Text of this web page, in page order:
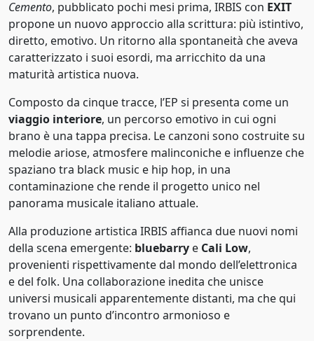
Rock
Rock alternativo
Rock alternativo
Rock elettronico
Rock gotico
Roots rock
Soul
Soul bianco
Soul blues
Synth pop
Synth pop
Techno
1981
1982
1983
1984
1985
1986
1988
1989
1990
1991
Cemento, pubblicato pochi mesi prima, IRBIS con EXIT
propone un nuovo approccio alla scrittura: più istintivo,
diretto, emotivo. Un ritorno alla spontaneità che aveva
caratterizzato i suoi esordi, ma arricchito da una
maturità artistica nuova.
Composto da cinque tracce, l’EP si presenta come un
viaggio interiore, un percorso emotivo in cui ogni
brano è una tappa precisa. Le canzoni sono costruite su
melodie ariose, atmosfere malinconiche e influenze che
spaziano tra black music e hip hop, in una
contaminazione che rende il progetto unico nel
panorama musicale italiano attuale.
Alla produzione artistica IRBIS affianca due nuovi nomi
della scena emergente: bluebarry e Cali Low,
provenienti rispettivamente dal mondo dell’elettronica
e del folk. Una collaborazione inedita che unisce
universi musicali apparentemente distanti, ma che qui
trovano un punto d’incontro armonioso e
sorprendente.